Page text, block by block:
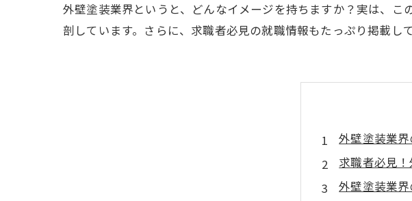
外壁塗装業界というと、どんなイメージを持ちますか？実は、
剖しています。さらに、求職者必見の就職情報もたっぷり掲載し
外壁塗装業
求職者必見
外壁塗装業